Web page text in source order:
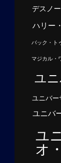
デスノ
ハリー
バック・ト
マジカル・
ユ
ユニバ
ユニバ
ユ
オ